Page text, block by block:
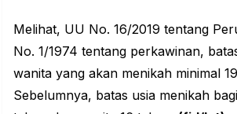
Melihat, UU No. 16/2019 tentang
No. 1/1974 tentang perkawinan,
wanita yang akan menikah minimal
Sebelumnya, batas usia menikah